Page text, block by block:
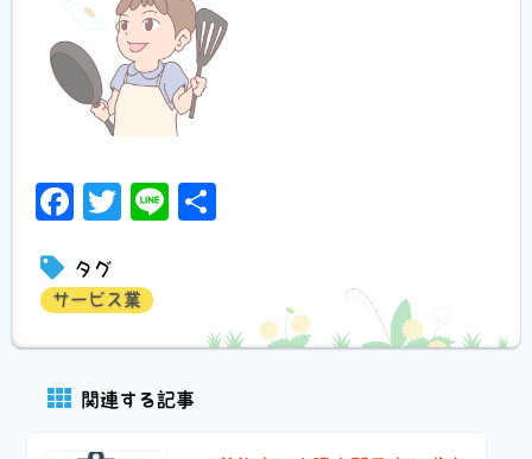
Facebook
Twitter
Line
タグ
サービス業
関連する記事